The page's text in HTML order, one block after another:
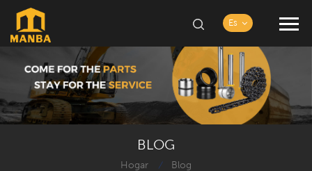
Es
BLOG
Hogar / Blog